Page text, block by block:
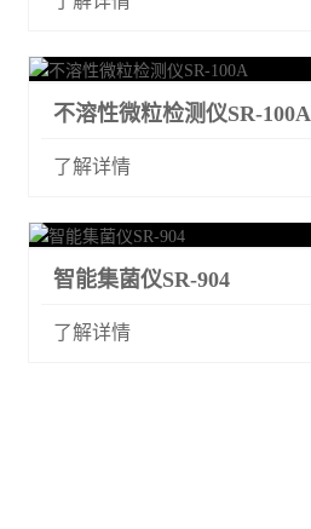
不溶性微粒检测仪SR-100A
了解详情
智能集菌仪SR-904
了解详情